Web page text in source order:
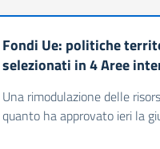
Fondi Ue: politiche
selezionati in 4 Aree
Una rimodulazione delle
quanto ha approvato ieri la